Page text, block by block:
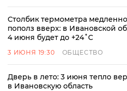
Столбик термометра медленно
пополз вверх: в Ивановской
4 июня будет до +24˚С
3 ИЮНЯ 19:30 ОБЩЕСТВО
Дверь в лето: 3 июня тепло
в Ивановскую область